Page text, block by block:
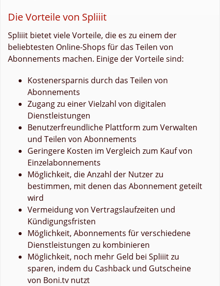
Die Vorteile von Spliiit
Spliiit bietet viele Vorteile, die es zu einem der
beliebtesten Online-Shops für das Teilen von
Abonnements machen. Einige der Vorteile sind:
Kostenersparnis durch das Teilen von
Abonnements
Zugang zu einer Vielzahl von digitalen
Dienstleistungen
Benutzerfreundliche Plattform zum Verwalten
und Teilen von Abonnements
Geringere Kosten im Vergleich zum Kauf von
Einzelabonnements
Möglichkeit, die Anzahl der Nutzer zu
bestimmen, mit denen das Abonnement geteilt
wird
Vermeidung von Vertragslaufzeiten und
Kündigungsfristen
Möglichkeit, Abonnements für verschiedene
Dienstleistungen zu kombinieren
Möglichkeit, noch mehr Geld bei Spliiit zu
sparen, indem du Cashback und Gutscheine
von Boni.tv nutzt